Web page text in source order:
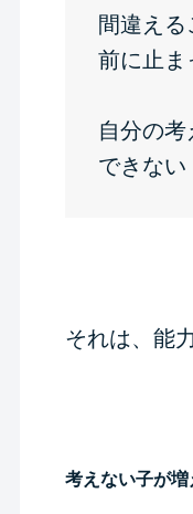
間違え
前に止ま
自分の
できない
それは、能
考えない子が